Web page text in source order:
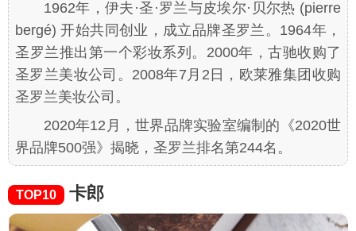
1962年，伊夫·圣·罗兰与皮埃尔·贝尔热 (pierre
bergé) 开始共同创业，成立品牌圣罗兰。1964年，
圣罗兰推出第一个彩妆系列。2000年，古驰收购了
圣罗兰美妆公司。2008年7月2日，欧莱雅集团收购
圣罗兰美妆公司。
2020年12月，世界品牌实验室编制的《2020世
界品牌500强》揭晓，圣罗兰排名第244名。
TOP10 卡郎